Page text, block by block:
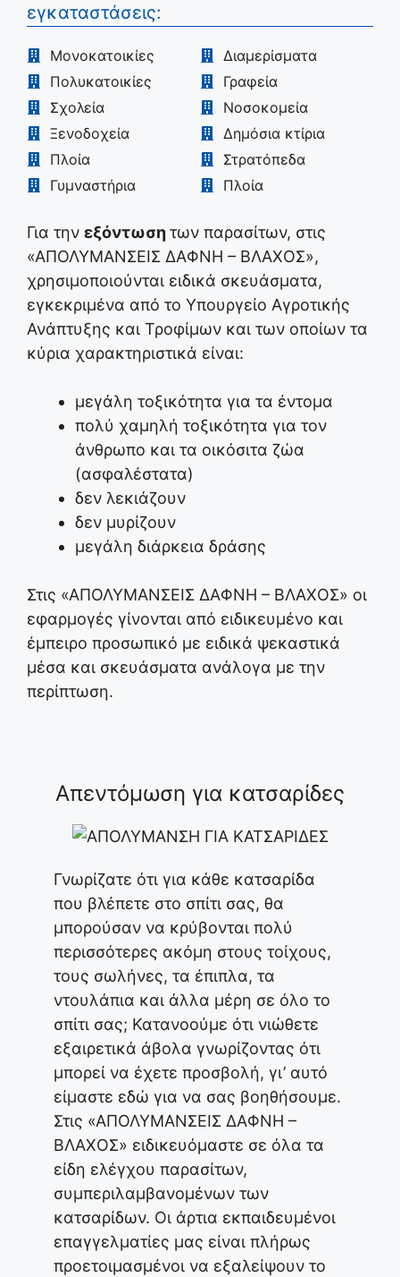
εγκαταστάσεις:
Μονοκατοικίες
Διαμερίσματα
Πολυκατοικίες
Γραφεία
Σχολεία
Νοσοκομεία
Ξενοδοχεία
Δημόσια κτίρια
Πλοία
Στρατόπεδα
Γυμναστήρια
Πλοία
Για την εξόντωσητων παρασίτων, στις
«ΑΠΟΛΥΜΑΝΣΕΙΣ ΔΑΦΝΗ – ΒΛΑΧΟΣ»,
χρησιμοποιούνται ειδικά σκευάσματα,
εγκεκριμένα από το Υπουργείο Αγροτικής
Ανάπτυξης και Τροφίμων και των οποίων τα
κύρια χαρακτηριστικά είναι:
μεγάλη τοξικότητα για τα έντομα
πολύ χαμηλή τοξικότητα για τον
άνθρωπο και τα οικόσιτα ζώα
(ασφαλέστατα)
δεν λεκιάζουν
δεν μυρίζουν
μεγάλη διάρκεια δράσης
Στις «ΑΠΟΛΥΜΑΝΣΕΙΣ ΔΑΦΝΗ – ΒΛΑΧΟΣ» οι
εφαρμογές γίνονται από ειδικευμένο και
έμπειρο προσωπικό με ειδικά ψεκαστικά
μέσα και σκευάσματα ανάλογα με την
περίπτωση.
Απεντόμωση για κατσαρίδες
Γνωρίζατε ότι για κάθε κατσαρίδα
που βλέπετε στο σπίτι σας, θα
μπορούσαν να κρύβονται πολύ
περισσότερες ακόμη στους τοίχους,
τους σωλήνες, τα έπιπλα, τα
ντουλάπια και άλλα μέρη σε όλο το
σπίτι σας; Κατανοούμε ότι νιώθετε
εξαιρετικά άβολα γνωρίζοντας ότι
μπορεί να έχετε προσβολή, γι’ αυτό
είμαστε εδώ για να σας βοηθήσουμε.
Στις «ΑΠΟΛΥΜΑΝΣΕΙΣ ΔΑΦΝΗ –
ΒΛΑΧΟΣ» ειδικευόμαστε σε όλα τα
είδη ελέγχου παρασίτων,
συμπεριλαμβανομένων των
κατσαρίδων. Οι άρτια εκπαιδευμένοι
επαγγελματίες μας είναι πλήρως
προετοιμασμένοι να εξαλείψουν το